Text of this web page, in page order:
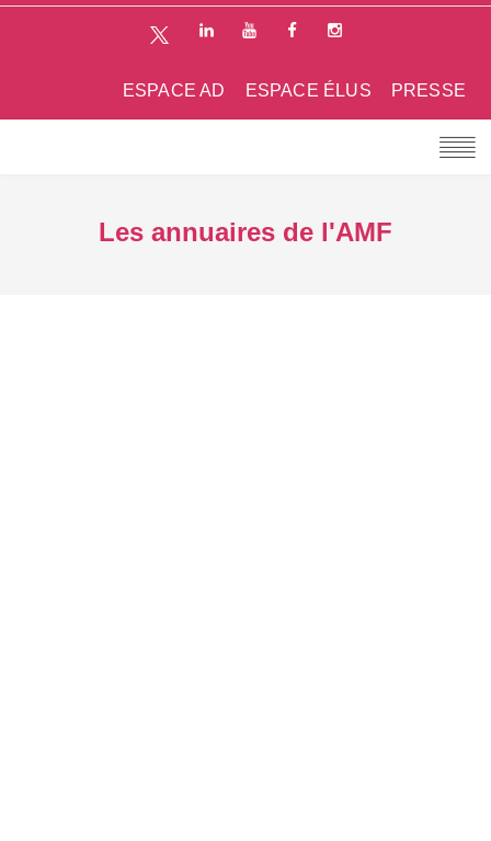
PRESSE
ESPACE ÉLUS
ESPACE AD
Les annuaires de l'AMF